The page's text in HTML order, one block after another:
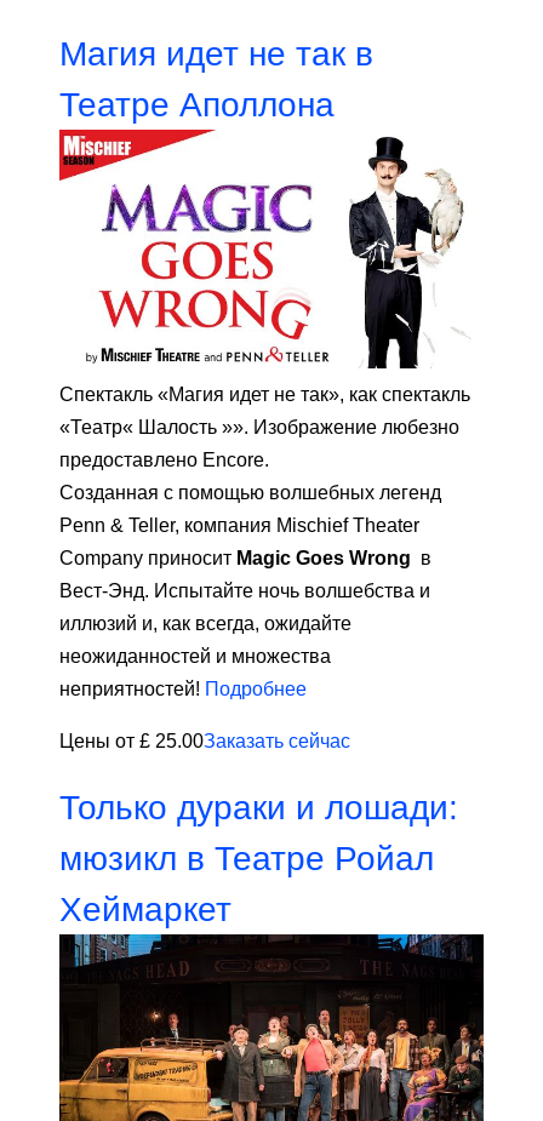
Магия идет не так в
Театре Аполлона
Спектакль «Магия идет не так», как спектакль
«Театр« Шалость »». Изображение любезно
предоставлено Encore.
Созданная с помощью волшебных легенд
Penn & Teller, компания Mischief Theater
Company приносит Magic Goes Wrong в
Вест-Энд. Испытайте ночь волшебства и
иллюзий и, как всегда, ожидайте
неожиданностей и множества
неприятностей! Подробнее
Цены от £ 25.00Заказать сейчас
Только дураки и лошади:
мюзикл в Театре Ройал
Хеймаркет